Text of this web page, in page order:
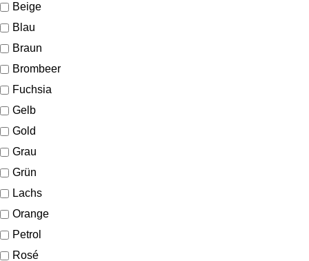
Beige
Blau
Braun
Brombeer
Fuchsia
Gelb
Gold
Grau
Grün
Lachs
Orange
Petrol
Rosé